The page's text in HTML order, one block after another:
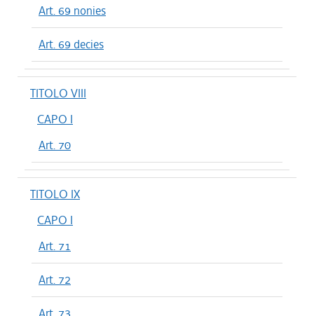
Art. 69 nonies
Art. 69 decies
TITOLO VIII
CAPO I
Art. 70
TITOLO IX
CAPO I
Art. 71
Art. 72